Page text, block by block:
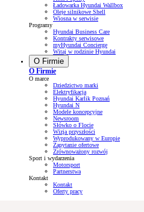
Ładowarka Hyundai Wallbox
Oleje silnikowe Shell
Wiosna w serwisie
Programy
Hyundai Business Care
Kontrakty serwisowe
myHyundai Concierge
Witaj w rodzinie Hyundai
O Firmie
O Firmie
O marce
Dziedzictwo marki
Elektryfikacja
Hyundai Karlik Poznań
Hyundai N
Modele koncepcyjne
Newsroom
Słówko o Flocie
Wizja przyszłości
Wyprodukowany w Europie
Zapytanie ofertowe
Zrównoważony rozwój
Sport i wydarzenia
Motorsport
Partnerstwa
Kontakt
Kontakt
Oferty pracy